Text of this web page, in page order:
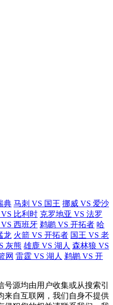
典 马刺 VS 国王 挪威 VS 爱沙
比利时 克罗地亚 VS 法罗
西班牙 鹈鹕 VS 开拓者 哈
龙 火箭 VS 开拓者 国王 VS 老
灰熊 雄鹿 VS 湖人 森林狼 VS
网 雷霆 VS 湖人 鹈鹕 VS 开
号源均由用户收集或从搜索引
来自互联网，我们自身不提供